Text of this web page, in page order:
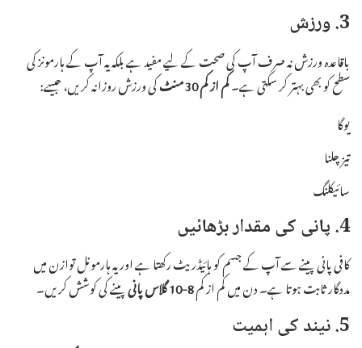
3. ورزش
باقاعدہ ورزش نہ صرف آپ کی صحت کے لیے مفید ہے بلکہ یہ آپ کے ہارمونز کی
سطح کو بھی بہتر کر سکتی ہے۔کم از کم 30 منٹ
کی ورزش روزانہ کریں، جیسے:
یوگا
تیز چلنا
سائیکلنگ
4. پانی کی مقدار بڑھائیں
کافی پانی پینے سے آپ کے جسم کو ہائیڈریٹ رکھتا ہے اور یہ ہارمونل توازن میں
مددگار ثابت ہوتا ہے۔ دن میں کم از کم8-10 گلاس پانی پینے کی کوشش کریں۔
5. نیند کی اہمیت